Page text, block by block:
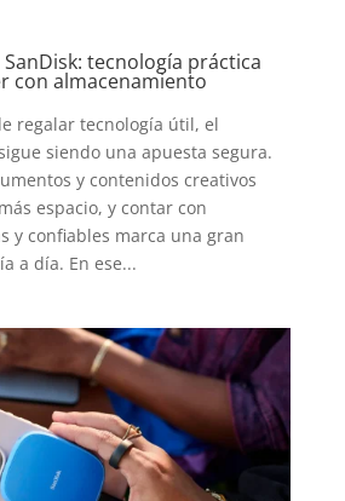
tecnología práctica
con almacenamiento
regalar tecnología útil, el
siendo una apuesta segura.
y contenidos creativos
espacio, y contar con
y confiables marca una gran
a día. En ese...